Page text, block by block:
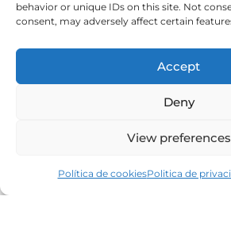
behavior or unique IDs on this site. Not
consent, may adversely affect certain
Accept
Deny
View preferences
Política de cookiesPolitica de
942540013
696426646
609472979
comercial@bediaycabarga.com
Fdez. Hontoria 20. Astillero.
De lunes a viernes de 8:30 a